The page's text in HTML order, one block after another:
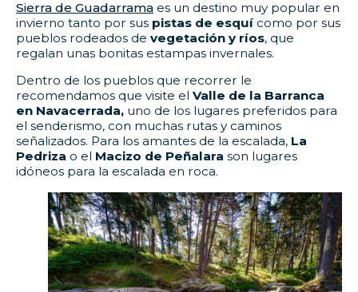
Sierra de Guadarrama es un destino muy popular en
invierno tanto por sus pistas de esquí como por sus
pueblos rodeados devegetación y ríos, que
regalan unas bonitas estampas invernales.
Dentro de los pueblos que recorrer le
recomendamos que visite elValle de la Barranca
en Navacerrada, uno de los lugares preferidos para
el senderismo, con muchas rutas y caminos
señalizados. Para los amantes de la escalada, La
Pedriza o el Macizo de Peñalarason lugares
idóneos para la escalada en roca.